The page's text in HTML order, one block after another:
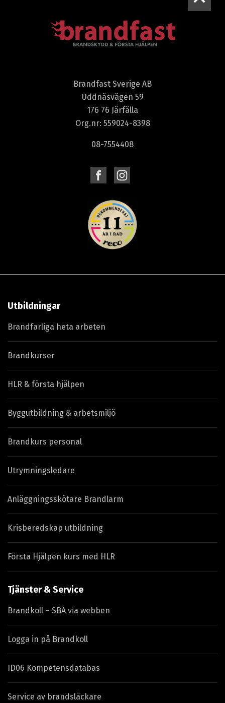
Brandfast Sverige AB
Uddnäsvägen 59
176 76 Järfälla
Org.nr: 559024-8398
08-7554408
Utbildningar
Brandfarliga heta arbeten
Brandkurser
HLR & första hjälpen
Byggutbildning & arbetsmiljö
Brandkurs personal
Utrymningsledare
Anläggningsskötare Brandlarm
Krisberedskap utbildning
Första Hjälpen kurs med HLR
Tjänster & Service
Brandkoll – SBA via webben
Logga in på Brandkoll
ID06 Kompetensdatabas
Service av brandsläckare